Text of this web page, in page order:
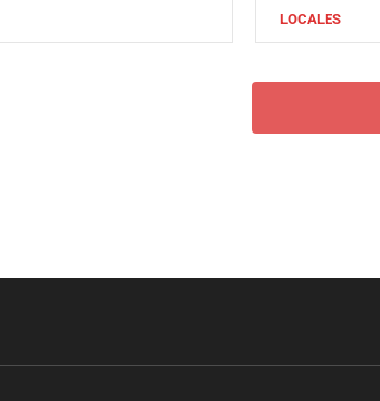
LOCALES